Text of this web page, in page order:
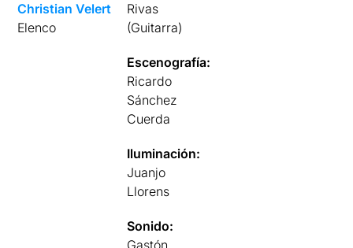
Christian Velert
Elenco
Rivas
(Guitarra)
Escenografía:
Ricardo
Sánchez
Cuerda
Iluminación:
Juanjo
Llorens
Sonido:
Gastón